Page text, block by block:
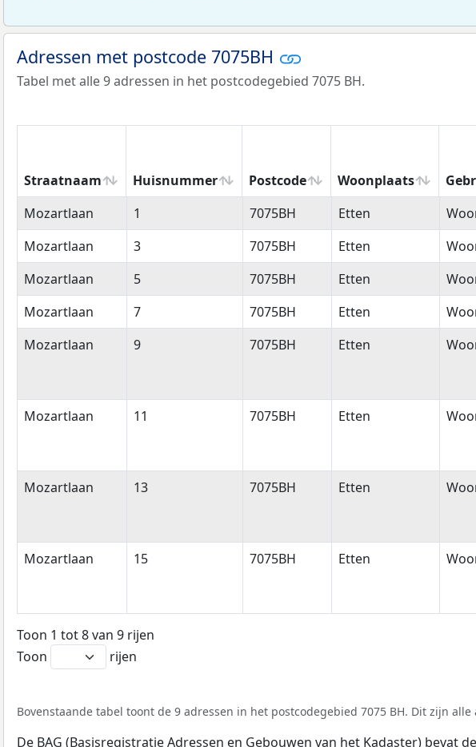
Adressen met postcode 7075BH
Tabel met alle 9 adressen in het postcodegebied 7075 BH.
Straatnaam Huisnummer Postcode Woonplaats
Straatnaam
Huisnummer Postcode Woonplaats
Mozartlaan 1 7075BH Etten
Mozartlaan
3 7075BH Etten
Mozartlaan
5 7075BH Etten
Mozartlaan
7 7075BH Etten
Mozartlaan
9 7075BH Etten
Mozartlaan 11 7075BH Etten
Mozartlaan 13 7075BH Etten
Mozartlaan 15 7075BH Etten
Toon 1 tot 8 van 9 rijen
Toon
rijen
Bovenstaande tabel toont de 9 adressen in het postcodegebied 7075 BH. Dit zijn
De BAG (Basisregistratie Adressen en Gebouwen van het Kadaster) bevat